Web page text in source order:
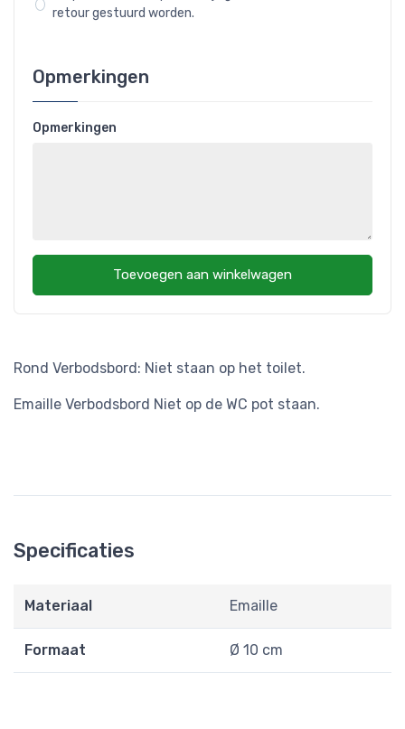
Rond Verbodsbord: Niet staan op het toilet.
Emaille Verbodsbord Niet op de WC pot staan.
Specificaties
Materiaal Emaille
Formaat Ø 10 cm
retour gestuurd worden.
Opmerkingen
Opmerkingen
Toevoegen aan winkelwagen